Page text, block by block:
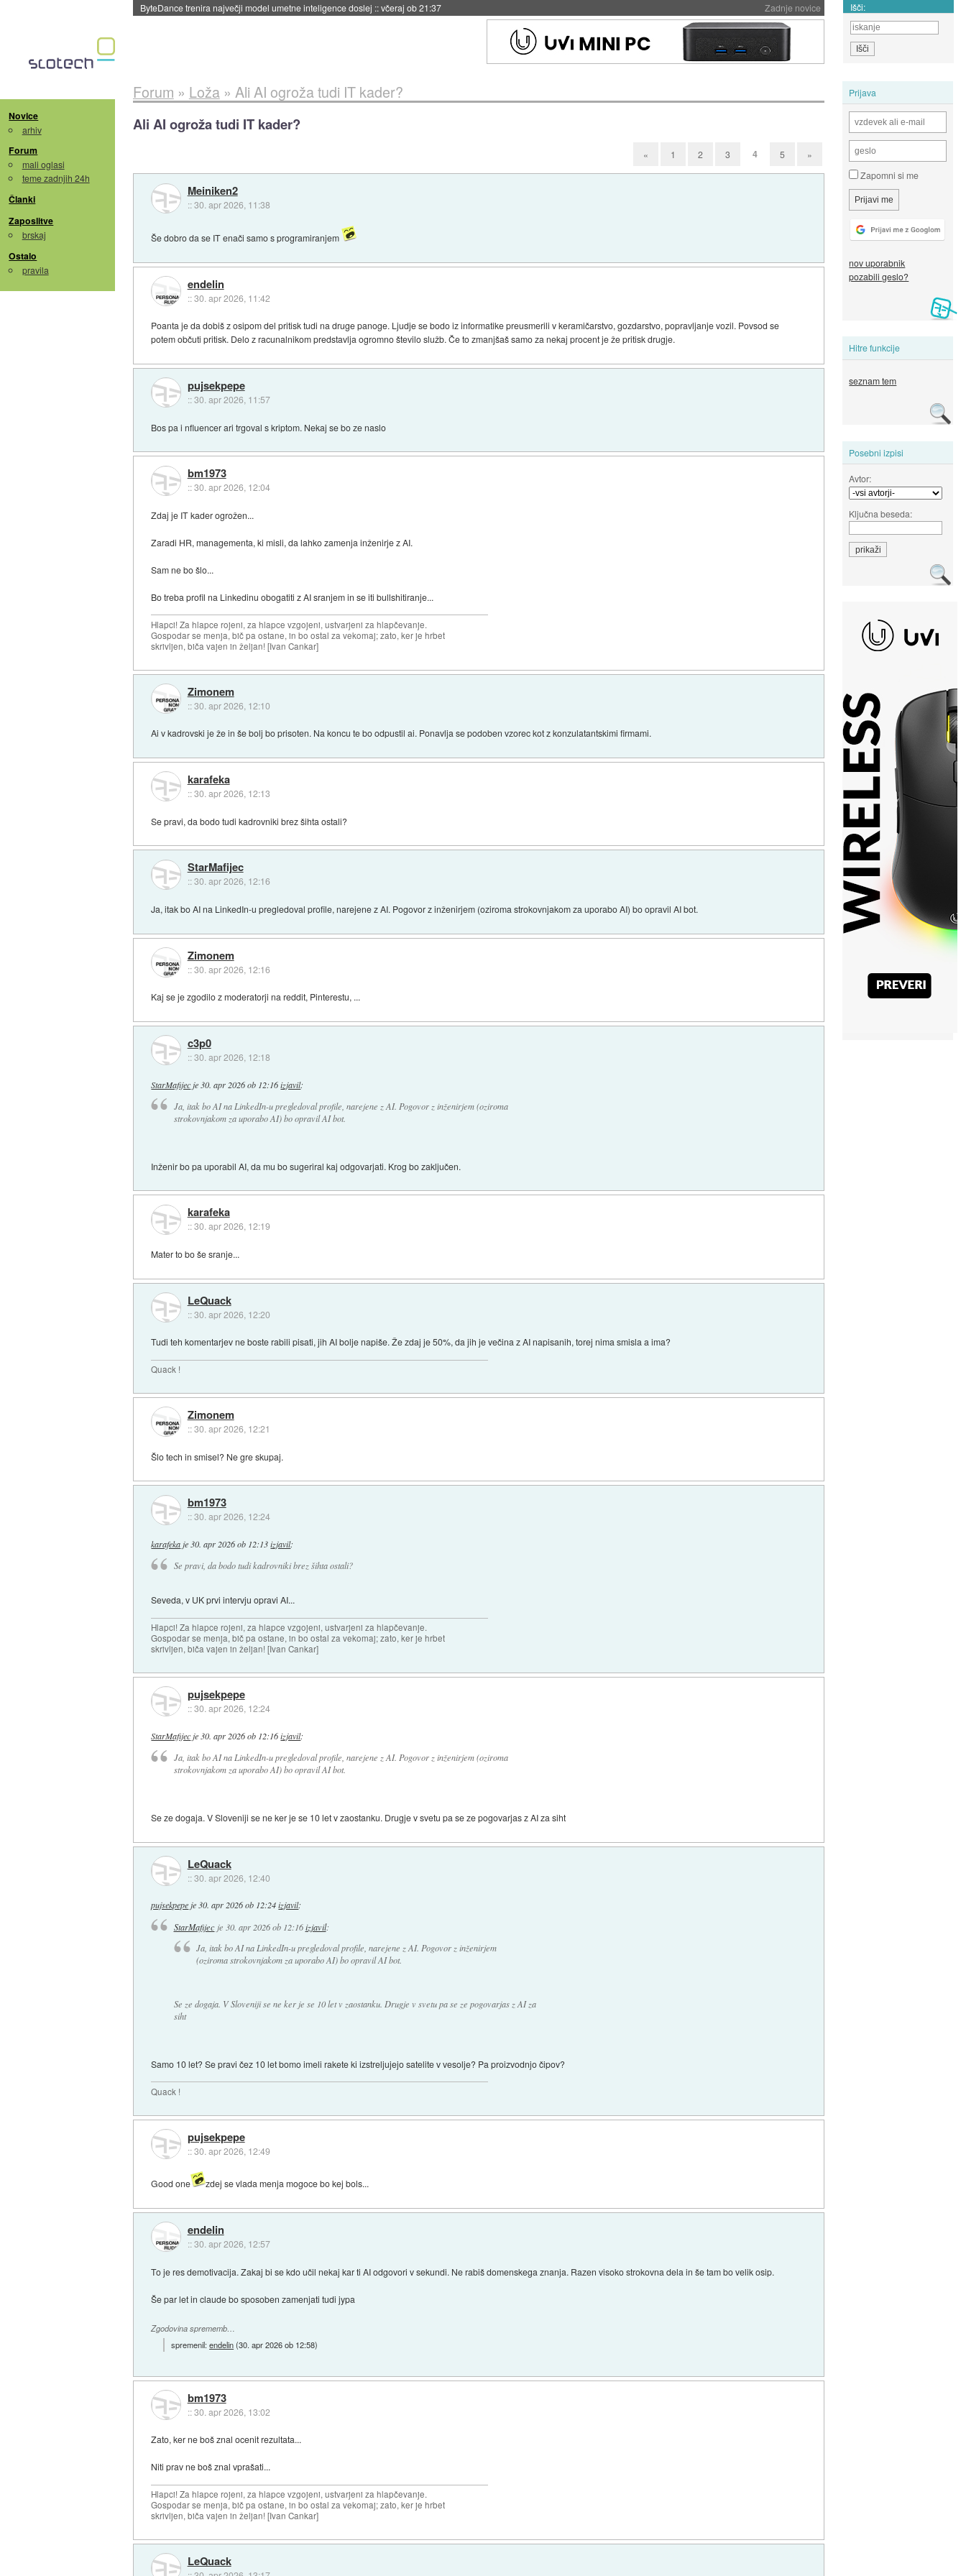
Zadnje novice
Spletne strani začele streči oglase za agente umetne inteligence::včeraj ob 21:23 Išči:
Novice
arhiv
Forum
mali oglasi
teme zadnjih 24h
Članki
Zaposlitve
brskaj
Ostalo
pravila
Prijava
Zapomni si me
nov uporabnik
pozabili geslo?
Hitre funkcije
seznam tem
Posebni izpisi
Avtor:
Ključna beseda:
Forum » Loža» Ali AI ogroža tudi IT kader?
Ali AI ogroža tudi IT kader?
« 1 2 3 4 5 »
Meiniken2
::30. apr 2026, 11:38
Še dobro da se IT enači samo s programiranjem
endelin
::30. apr 2026, 11:42
Poanta je da dobiš z osipom del pritisk tudi na druge panoge. Ljudje se bodo iz informatike preusmerili v keramičarstvo, gozdarstvo, popravljanje vozil. Povsod se
potem občuti pritisk. Delo z racunalnikom predstavlja ogromno število služb. Če to zmanjšaš samo za nekaj procent je že pritisk drugje.
pujsekpepe
::30. apr 2026, 11:57
Bos pa i nfluencer ari trgoval s kriptom. Nekaj se bo ze naslo
bm1973
::30. apr 2026, 12:04
Zdaj je IT kader ogrožen...
Zaradi HR, managementa, ki misli, da lahko zamenja inženirje z AI.
Sam ne bo šlo...
Bo treba profil na Linkedinu obogatiti z AI sranjem in se iti bullshitiranje...
Hlapci! Za hlapce rojeni, za hlapce vzgojeni, ustvarjeni za hlapčevanje.
Gospodar se menja, bič pa ostane, in bo ostal za vekomaj; zato, ker je hrbet
skrivljen, biča vajen in željan! [Ivan Cankar]
Zimonem
::30. apr 2026, 12:10
Ai v kadrovski je že in še bolj bo prisoten. Na koncu te bo odpustil ai. Ponavlja se podoben vzorec kot z konzulatantskimi firmami.
karafeka
::30. apr 2026, 12:13
Se pravi, da bodo tudi kadrovniki brez šihta ostali?
StarMafijec
::30. apr 2026, 12:16
Ja, itak bo AI na LinkedIn-u pregledoval profile, narejene z AI. Pogovor z inženirjem (oziroma strokovnjakom za uporabo AI) bo opravil AI bot.
Zimonem
::30. apr 2026, 12:16
Kaj se je zgodilo z moderatorji na reddit, Pinterestu, ...
c3p0
::30. apr 2026, 12:18
StarMafijec je 30. apr 2026 ob 12:16 izjavil:
Ja, itak bo AI na LinkedIn-u pregledoval profile, narejene z AI. Pogovor z inženirjem (oziroma
strokovnjakom za uporabo AI) bo opravil AI bot.
Inženir bo pa uporabil AI, da mu bo sugeriral kaj odgovarjati. Krog bo zaključen.
karafeka
::30. apr 2026, 12:19
Mater to bo še sranje...
LeQuack
::30. apr 2026, 12:20
Tudi teh komentarjev ne boste rabili pisati, jih AI bolje napiše. Že zdaj je 50%, da jih je večina z AI napisanih, torej nima smisla a ima?
Quack !
Zimonem
::30. apr 2026, 12:21
Šlo tech in smisel? Ne gre skupaj.
bm1973
::30. apr 2026, 12:24
karafeka je 30. apr 2026 ob 12:13 izjavil:
Se pravi, da bodo tudi kadrovniki brez šihta ostali?
Seveda, v UK prvi intervju opravi AI...
Hlapci! Za hlapce rojeni, za hlapce vzgojeni, ustvarjeni za hlapčevanje.
Gospodar se menja, bič pa ostane, in bo ostal za vekomaj; zato, ker je hrbet
skrivljen, biča vajen in željan! [Ivan Cankar]
pujsekpepe
::30. apr 2026, 12:24
StarMafijec je 30. apr 2026 ob 12:16 izjavil:
Ja, itak bo AI na LinkedIn-u pregledoval profile, narejene z AI. Pogovor z inženirjem (oziroma
strokovnjakom za uporabo AI) bo opravil AI bot.
Se ze dogaja. V Sloveniji se ne ker je se 10 let v zaostanku. Drugje v svetu pa se ze pogovarjas z AI za siht
LeQuack
::30. apr 2026, 12:40
pujsekpepeje30. apr 2026 ob 12:24 izjavil:
StarMafijec je 30. apr 2026 ob 12:16 izjavil:
Ja, itak bo AI na LinkedIn-u pregledoval profile, narejene z AI. Pogovor z inženirjem
(oziroma strokovnjakom za uporabo AI) bo opravil AI bot.
Se ze dogaja. V Sloveniji se ne ker je se 10 let v zaostanku. Drugje v svetu pa se ze pogovarjas z AI za
siht
Samo 10 let? Se pravi čez 10 let bomo imeli rakete ki izstreljujejo satelite v vesolje? Pa proizvodnjo čipov?
Quack !
pujsekpepe
::30. apr 2026, 12:49
Good one zdej se vlada menja mogoce bo kej bols...
endelin
::30. apr 2026, 12:57
To je res demotivacija. Zakaj bi se kdo učil nekaj kar ti AI odgovori v sekundi. Ne rabiš domenskega znanja. Razen visoko strokovna dela in še tam bo velik osip.
Še par let in claude bo sposoben zamenjati tudi jypa
Zgodovina sprememb…
spremenil:endelin(30. apr 2026 ob 12:58)
bm1973
::30. apr 2026, 13:02
Zato, ker ne boš znal ocenit rezultata...
Niti prav ne boš znal vprašati...
Hlapci! Za hlapce rojeni, za hlapce vzgojeni, ustvarjeni za hlapčevanje.
Gospodar se menja, bič pa ostane, in bo ostal za vekomaj; zato, ker je hrbet
skrivljen, biča vajen in željan! [Ivan Cankar]
LeQuack